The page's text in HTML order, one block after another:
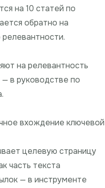
на 10 статей по
обратно на
на релевантность
— в руководстве по
.
вхождение ключевой
целевую страницу
часть текста
— в инструменте